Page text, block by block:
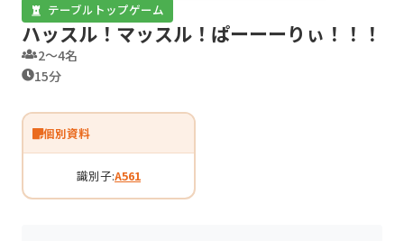
テーブルトップゲーム
ハッスル！マッスル！ぱーーーりぃ！！！
2〜4名
15分
個別資料
識別子:A561